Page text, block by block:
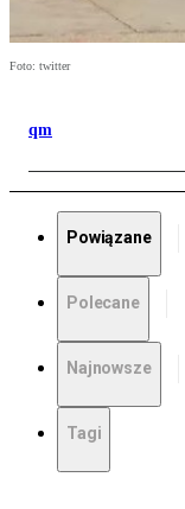
Foto: twitter
qm
Powiązane
Polecane
Najnowsze
Tagi